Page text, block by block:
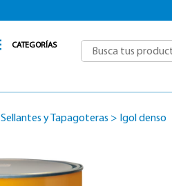
CATEGORÍAS
Sellantes y Tapagoteras > Igol denso